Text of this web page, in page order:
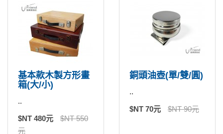
基本款木製方形畫
箱(大/小)
..
$NT 480元
$NT 550
元
銅頭油壺(單/雙/圓)
..
$NT 70元 $NT 90元